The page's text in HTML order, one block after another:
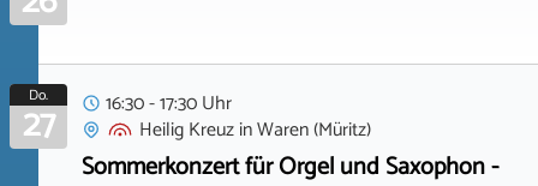
Do.
27
16:30 - 17:30 Uhr
Heilig KreuzinWaren (Müritz)
Sommerkonzert für Orgel und Saxophon -